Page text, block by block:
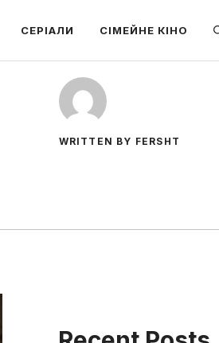
СЕРІАЛИ СІМЕЙНЕ КІНО
WRITTEN BY FERSHT